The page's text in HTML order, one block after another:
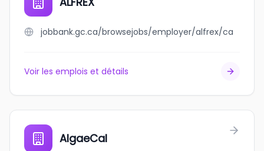
jobbank.gc.ca/browsejobs/employer/alfrex/ca
Voir les emplois et détails
AlgaeCal